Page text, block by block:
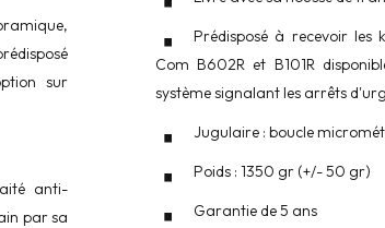
sur
anti-
par sa
Prédisposé à recevoir
Com B602R et B101R
système signalant les arrêts
Jugulaire : boucle
Poids : 1350 gr (+/- 50 gr)
Garantie de 5 ans